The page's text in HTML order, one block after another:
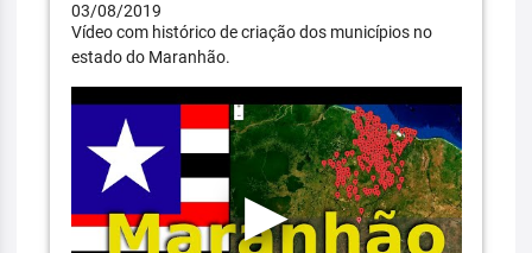
03/08/2019
Vídeo com histórico de criação dos municípios no
estado do Maranhão.